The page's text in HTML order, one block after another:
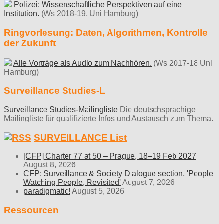
Polizei: Wissenschaftliche Perspektiven auf eine
Institution. (Ws 2018-19, Uni Hamburg)
Ringvorlesung: Daten, Algorithmen, Kontrolle
der Zukunft
Alle Vorträge als Audio zum Nachhören. (Ws 2017-18 Uni
Hamburg)
Surveillance Studies-L
Surveillance Studies-Mailingliste Die deutschsprachige
Mailingliste für qualifizierte Infos und Austausch zum Thema.
SURVEILLANCE List
[CFP] Charter 77 at 50 – Prague, 18–19 Feb 2027
August 8, 2026
CFP: Surveillance & Society Dialogue section, 'People
Watching People, Revisited'August 7, 2026
paradigmatic! August 5, 2026
Ressourcen